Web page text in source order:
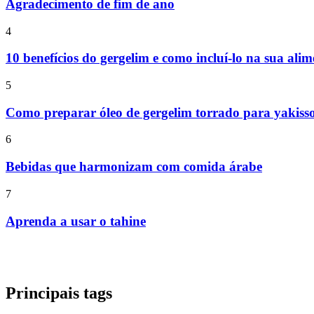
Agradecimento de fim de ano
4
10 benefícios do gergelim e como incluí-lo na sua
5
Como preparar óleo de gergelim torrado para
6
Bebidas que harmonizam com comida árabe
7
Aprenda a usar o tahine
Principais tags